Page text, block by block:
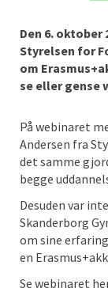
Den 6. oktober
Styrelsen for
om
se eller gense
På webinaret
Andersen fra
det samme
begge
Desuden var
Skanderborg
om sine
en
Se webinaret